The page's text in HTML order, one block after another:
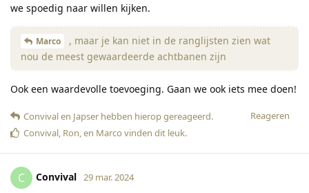
we spoedig naar willen kijken.
Marco
, maar je kan niet in de ranglijsten zien wat
nou de meest gewaardeerde achtbanen zijn
Ook een waardevolle toevoeging. Gaan we ook iets mee doen!
Reageren
Convivalen Japser hebben hierop gereageerd.
Convival, Ron, en Marco vinden dit leuk.
C Convival 29 mar. 2024